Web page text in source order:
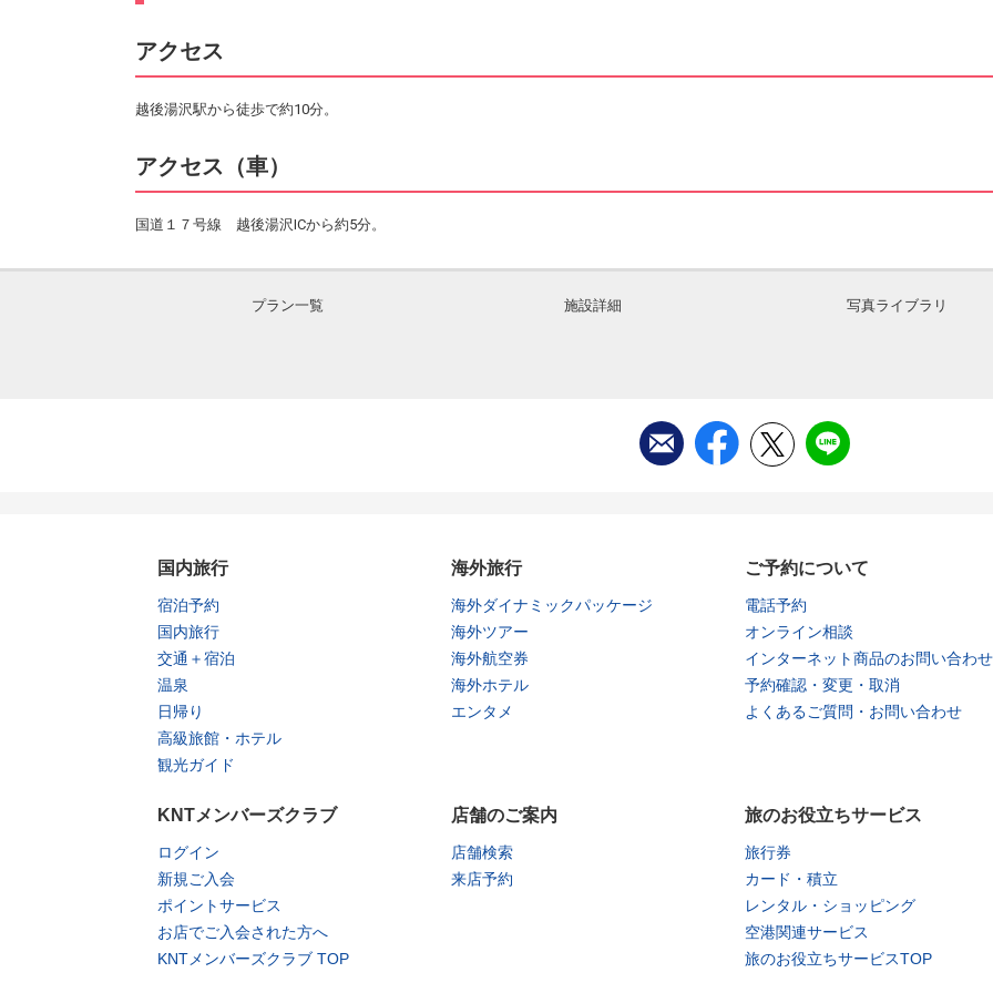
アクセス
越後湯沢駅から徒歩で約10分。
アクセス（車）
国道１７号線 越後湯沢ICから約5分。
プラン一覧 施設詳細 写真ライブラリ
国内旅行
宿泊予約
国内旅行
交通＋宿泊
温泉
日帰り
高級旅館・ホテル
観光ガイド
海外旅行
海外ダイナミックパッケージ
海外ツアー
海外航空券
海外ホテル
エンタメ
ご予約について
電話予約
オンライン相談
インターネット商品のお問い合わせ
予約確認・変更・取消
よくあるご質問・お問い合わせ
KNTメンバーズクラブ
ログイン
新規ご入会
ポイントサービス
お店でご入会された方へ
KNTメンバーズクラブ TOP
店舗のご案内
店舗検索
来店予約
旅のお役立ちサービス
旅行券
カード・積立
レンタル・ショッピング
空港関連サービス
旅のお役立ちサービスTOP